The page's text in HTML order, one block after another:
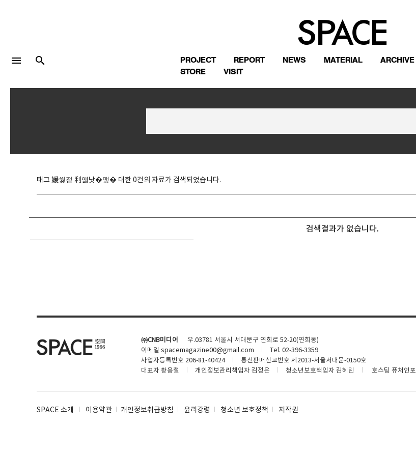
Twitter 로그인
기사문의
Contact
menu search PROJECT REPORT NEWS MATERIAL ARCHIVE
STORE
VISIT
태그 媛쒖젙 利앸낫�맾� 대한 0건의 자료가 검색되었습니다.
검색결과가 없습니다.
㈜CNB미디어
우.03781 서울시 서대문구 연희로 52-20(연희동)
이메일 spacemagazine00@gmail.com
Tel. 02-396-3359
사업자등록번호 206-81-40424
통신판매신고번호 제2013-서울서대문-0150호
대표자 황용철
개인정보관리책임자 김정은 청소년보호책임자 김혜린 호스팅 퓨처인포
SPACE 소개 이용약관 개인정보취급방침 윤리강령 청소년 보호정책 저작권